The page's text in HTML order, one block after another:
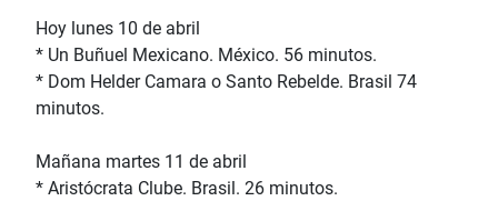
Hoy lunes 10 de abril
* Un Buñuel Mexicano. México. 56 minutos.
* Dom Helder Camara o Santo Rebelde. Brasil 74
minutos.
Mañana martes 11 de abril
* Aristócrata Clube. Brasil. 26 minutos.